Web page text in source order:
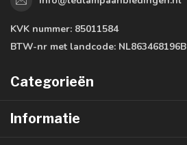
KVK nummer: 85011584
BTW-nr met landcode:
Categorieën
Informatie